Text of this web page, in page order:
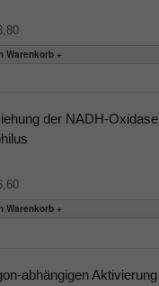
der NADH-Oxidase
abhängigen Aktivierung